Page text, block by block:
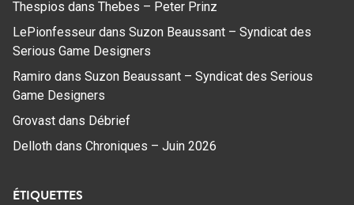
Thespios dans Thebes – Peter Prinz
LePionfesseur dans Suzon Beaussant – Syndicat des
Serious Game Designers
Ramiro dans Suzon Beaussant – Syndicat des Serious
Game Designers
Grovast dans Débrief
Delloth dans Chroniques – Juin 2026
ÉTIQUETTES